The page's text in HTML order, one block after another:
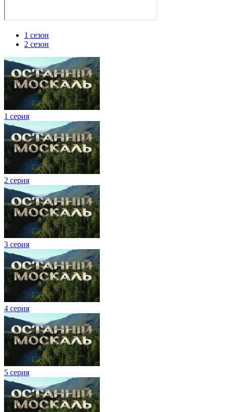
1 сезон
2 сезон
1 серия
2 серия
3 серия
4 серия
5 серия